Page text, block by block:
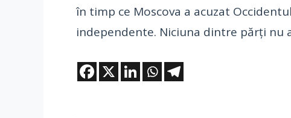
în timp ce Moscova a acuzat
independente. Niciuna dintre părţi nu